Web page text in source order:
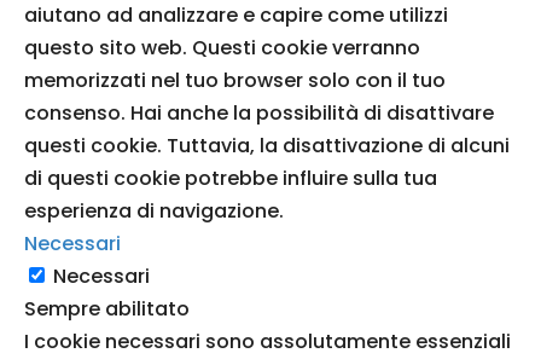
aiutano ad analizzare e capire come utilizzi
questo sito web. Questi cookie verranno
memorizzati nel tuo browser solo con il tuo
consenso. Hai anche la possibilità di disattivare
questi cookie. Tuttavia, la disattivazione di alcuni
di questi cookie potrebbe influire sulla tua
esperienza di navigazione.
Necessari
Necessari
Sempre abilitato
I cookie necessari sono assolutamente essenziali